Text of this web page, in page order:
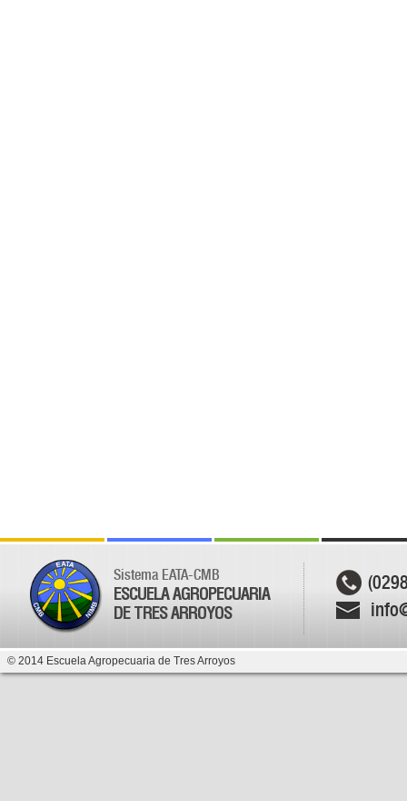
Sistema EATA-CMB
ESCUELA AGROPECUARIA
DE TRES ARROYOS
© 2014 Escuela Agropecuaria de Tres Arroyos